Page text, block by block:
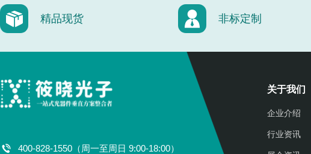
精品现货 非标定制
400-828-1550（周一至周日 9:00-18:00）
关于我们
企业介绍
行业资讯